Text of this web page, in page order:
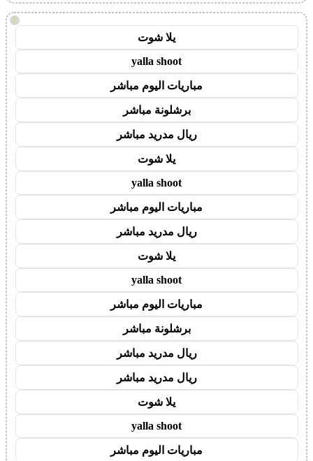
!
يلا شوت
yalla shoot
مباريات اليوم مباشر
برشلونة مباشر
ريال مدريد مباشر
يلا شوت
yalla shoot
مباريات اليوم مباشر
ريال مدريد مباشر
يلا شوت
yalla shoot
مباريات اليوم مباشر
برشلونة مباشر
ريال مدريد مباشر
ريال مدريد مباشر
يلا شوت
yalla shoot
مباريات اليوم مباشر